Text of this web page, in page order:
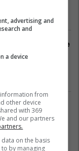
internet
në Paris në orët e
përdorim
advertising and
and
a device
from
other device
with 369
and our partners
on the basis
by managing